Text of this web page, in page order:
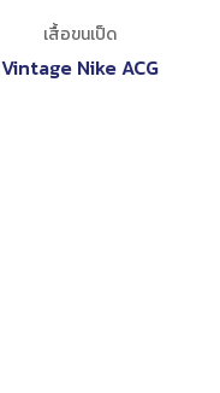
เสื้อขนเป็ด
Vintage Nike ACG